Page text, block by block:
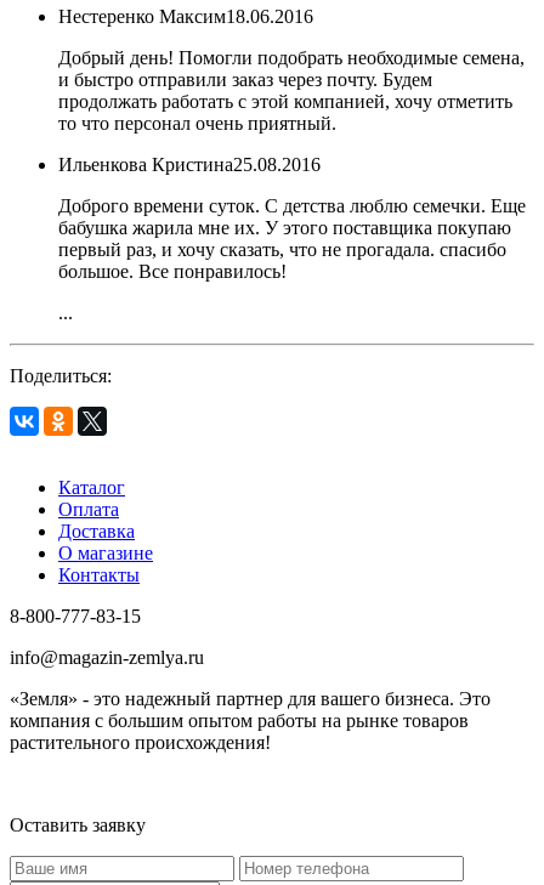
Нестеренко Максим18.06.2016
Добрый день! Помогли подобрать необходимые семена,
и быстро отправили заказ через почту. Будем
продолжать работать с этой компанией, хочу отметить
то что персонал очень приятный.
Ильенкова Кристина25.08.2016
Доброго времени суток. С детства люблю семечки. Еще
бабушка жарила мне их. У этого поставщика покупаю
первый раз, и хочу сказать, что не прогадала. спасибо
большое. Все понравилось!
...
Поделиться:
Каталог
Оплата
Доставка
О магазине
Контакты
8-800-777-83-15
info@magazin-zemlya.ru
«Земля» - это надежный партнер для вашего бизнеса. Это
компания с большим опытом работы на рынке товаров
растительного происхождения!
Оставить заявку